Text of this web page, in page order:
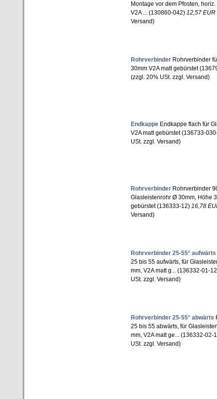
Montage vor dem Pfosten,
V2A ... (130860-042) 12,57 EUR
Versand)
Rohrverbinder Rohrverbinder
30mm V2A matt gebürstet
(zzgl. 20% USt. zzgl. Versand)
Endkappe Endkappe flach für
V2A matt gebürstet (136733-
USt. zzgl. Versand)
Rohrverbinder Rohrverbinder
Glasleistenrohr Ø 30mm, Höhe
gebürstet (136333-12) 16,78
Versand)
Rohrverbinder 25-55° aufwärts
25 bis 55 aufwärts, für
mm, V2A matt g... (136332-01-
USt. zzgl. Versand)
Rohrverbinder 25-55° abwärts
25 bis 55 abwärts, für
mm, V2A matt ge... (136332-02-
USt. zzgl. Versand)